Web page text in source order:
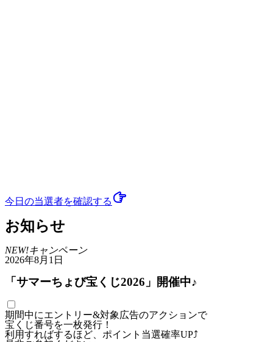
今日の当選者を確認する
お知らせ
NEW!キャンペーン
2026年8月1日
「サマーちょび宝くじ2026」開催中♪
期間中にエントリー&対象広告のアクションで
宝くじ番号を一枚発行！
利用すればするほど、ポイント当選確率UP⤴